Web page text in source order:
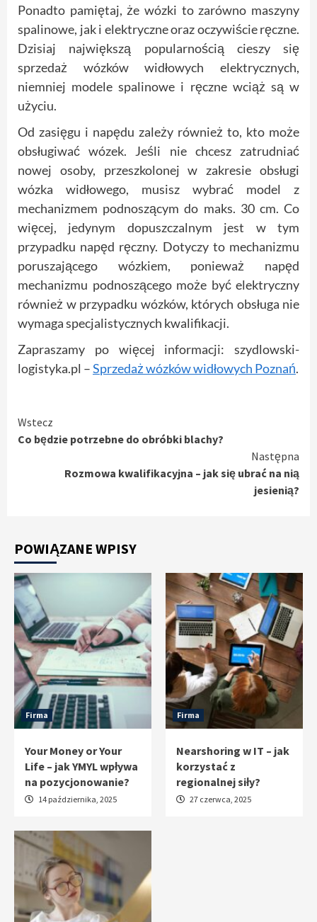
Ponadto pamiętaj, że wózki to zarówno maszyny
spalinowe, jak i elektryczne oraz oczywiście ręczne.
Dzisiaj największą popularnością cieszy się
sprzedaż wózków widłowych elektrycznych,
niemniej modele spalinowe i ręczne wciąż są w
użyciu.
Od zasięgu i napędu zależy również to, kto może
obsługiwać wózek. Jeśli nie chcesz zatrudniać
nowej osoby, przeszkolonej w zakresie obsługi
wózka widłowego, musisz wybrać model z
mechanizmem podnoszącym do maks. 30 cm. Co
więcej, jedynym dopuszczalnym jest w tym
przypadku napęd ręczny. Dotyczy to mechanizmu
poruszającego wózkiem, ponieważ napęd
mechanizmu podnoszącego może być elektryczny
również w przypadku wózków, których obsługa nie
wymaga specjalistycznych kwalifikacji.
Zapraszamy po więcej informacji: szydlowski-
logistyka.pl –Sprzedaż wózków widłowych Poznań.
Czytaj
dalej
Wstecz
Co będzie potrzebne do obróbki blachy?
Następna
Rozmowa kwalifikacyjna – jak się ubrać na nią
jesienią?
POWIĄZANE WPISY
Firma
Your Money or Your
Life – jak YMYL wpływa
na pozycjonowanie?
14 października, 2025
Firma
Nearshoring w IT – jak
korzystać z
regionalnej siły?
27 czerwca, 2025